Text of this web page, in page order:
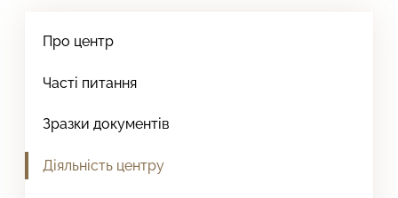
Про центр
Часті питання
Зразки документів
Діяльність центру